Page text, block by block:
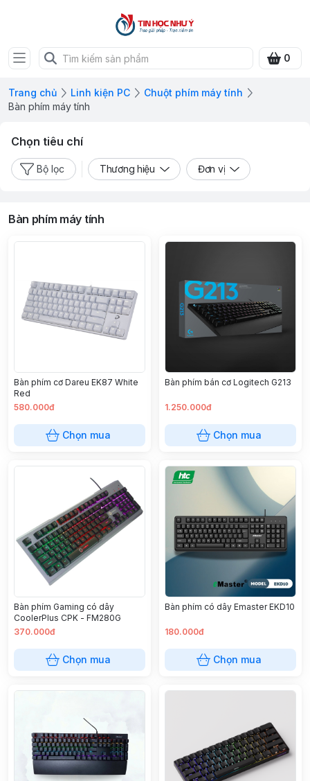
0
Trang chủ Linh kiện PC
Chuột phím máy tính
Bàn phím máy tính
Chọn tiêu chí
Bộ lọc Thương hiệu Đơn vị
Bàn phím máy tính
Bàn phím cơ Dareu EK87 White
Red
580.000đ
Chọn mua
Bàn phím bán cơ Logitech G213
1.250.000đ
Chọn mua
Bàn phím Gaming có dây
CoolerPlus CPK - FM280G
370.000đ
Chọn mua
Bàn phím có dây Emaster EKD10
180.000đ
Chọn mua